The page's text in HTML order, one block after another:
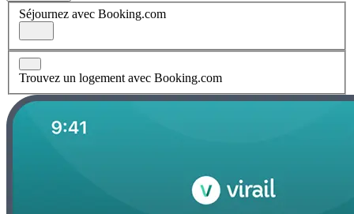
Séjournez avec Booking.com
Trouvez un logement avec Booking.com